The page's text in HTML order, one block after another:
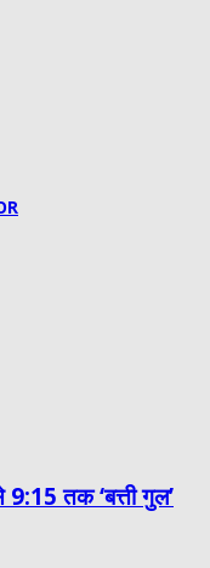
तक ‘बत्ती गुल’